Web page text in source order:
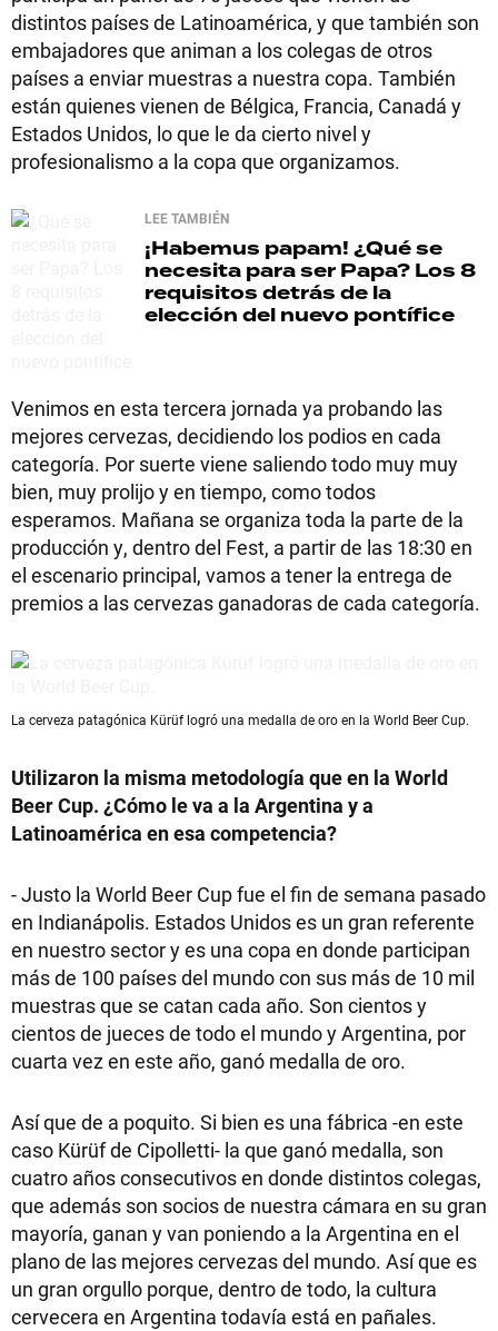
distintos países de Latinoamérica, y que también son
embajadores que animan a los colegas de otros
países a enviar muestras a nuestra copa. También
están quienes vienen de Bélgica, Francia, Canadá y
Estados Unidos, lo que le da cierto nivel y
profesionalismo a la copa que organizamos.
LEE TAMBIÉN
¡Habemus papam! ¿Qué se
necesita para ser Papa? Los 8
requisitos detrás de la
elección del nuevo pontífice
Venimos en esta tercera jornada ya probando las
mejores cervezas, decidiendo los podios en cada
categoría. Por suerte viene saliendo todo muy muy
bien, muy prolijo y en tiempo, como todos
esperamos. Mañana se organiza toda la parte de la
producción y, dentro del Fest, a partir de las 18:30 en
el escenario principal, vamos a tener la entrega de
premios a las cervezas ganadoras de cada categoría.
La cerveza patagónica Kürüf logró una medalla de oro en la World Beer Cup.
Utilizaron la misma metodología que en la World
Beer Cup. ¿Cómo le va a la Argentina y a
Latinoamérica en esa competencia?
- Justo la World Beer Cup fue el fin de semana pasado
en Indianápolis. Estados Unidos es un gran referente
en nuestro sector y es una copa en donde participan
más de 100 países del mundo con sus más de 10 mil
muestras que se catan cada año. Son cientos y
cientos de jueces de todo el mundo y Argentina, por
cuarta vez en este año, ganó medalla de oro.
Así que de a poquito. Si bien es una fábrica -en este
caso Kürüf de Cipolletti- la que ganó medalla, son
cuatro años consecutivos en donde distintos colegas,
que además son socios de nuestra cámara en su gran
mayoría, ganan y van poniendo a la Argentina en el
plano de las mejores cervezas del mundo. Así que es
un gran orgullo porque, dentro de todo, la cultura
cervecera en Argentina todavía está en pañales.